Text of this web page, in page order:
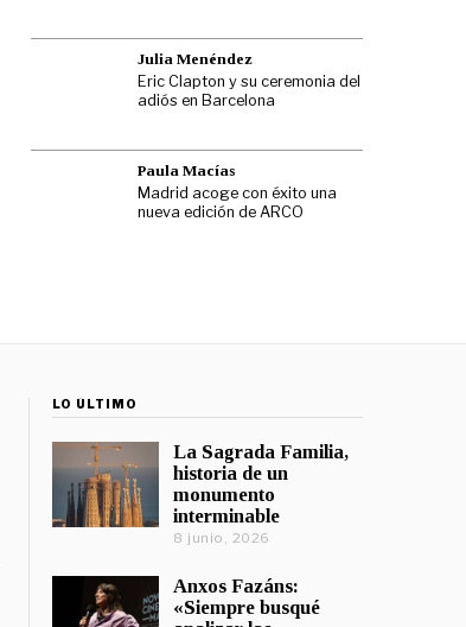
Julia Menéndez
Eric Clapton y su ceremonia del
adiós en Barcelona
Paula Macías
Madrid acoge con éxito una
nueva edición de ARCO
LO ÚLTIMO
La Sagrada Familia,
historia de un
monumento
interminable
8 junio, 2026
Anxos Fazáns:
«Siempre busqué